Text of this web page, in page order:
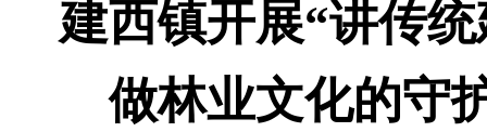
建西镇开展“讲传
做林业文化的守